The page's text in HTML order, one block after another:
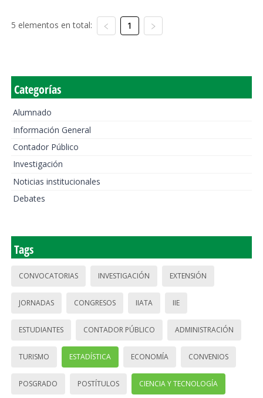
5 elementos en total: 1
Categorías
Alumnado
Información General
Contador Público
Investigación
Noticias institucionales
Debates
Tags
CONVOCATORIAS INVESTIGACIÓN EXTENSIÓN
JORNADAS CONGRESOS IIATA IIE
ESTUDIANTES CONTADOR PÚBLICO ADMINISTRACIÓN
TURISMO ESTADÍSTICA ECONOMÍA CONVENIOS
POSGRADO POSTÍTULOS CIENCIA Y TECNOLOGÍA